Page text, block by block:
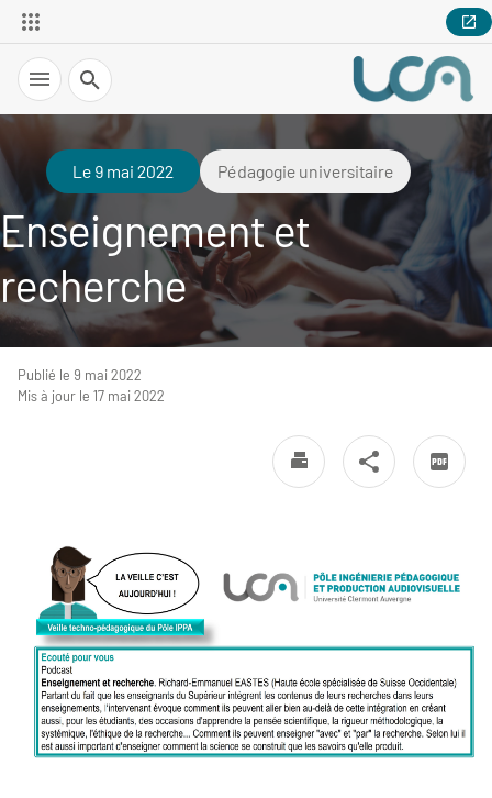
Recherche
Le 9 mai 2022 Pédagogie universitaire
Enseignement et
recherche
Publié le 9 mai 2022
Mis à jour le 17 mai 2022